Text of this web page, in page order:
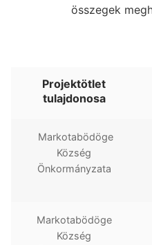
összegek
Projektötlet
tulajdonosa
Markotabödöge
Község
Önkormányzata
Markotabödöge
Község